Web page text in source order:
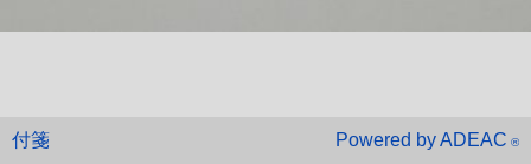
付箋 Powered by ADEAC ®